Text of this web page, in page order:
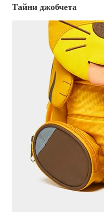
Тайни джобчета